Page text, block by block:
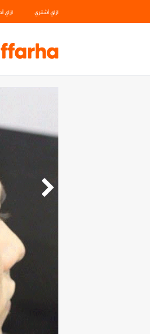
ازاي أشتري ازاي